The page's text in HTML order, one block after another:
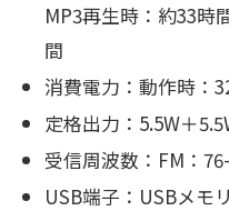
MP3再生時：約33時
間
消費電力：動作時：
定格出力：5.5W＋
受信周波数：FM：
USB端子：USBメモ